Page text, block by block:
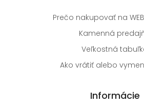
Prečo nakupovať na
Kamenná
Veľkostná
Ako vrátiť alebo
Informácie